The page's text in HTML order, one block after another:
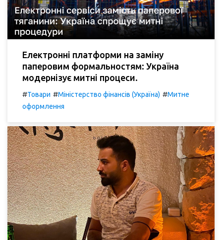
Електронні платформи на заміну
паперовим формальностям: Україна
модернізує митні процеси.
#Товари #Міністерство фінансів (Україна) #Митне
оформлення